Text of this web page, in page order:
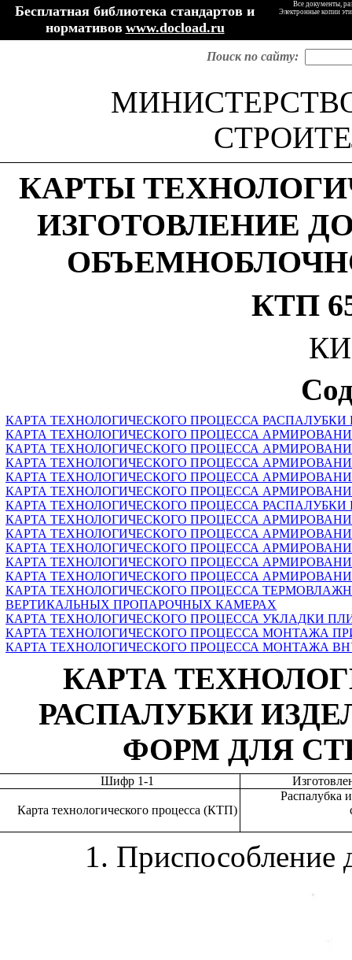
Бесплатная библиотека стандартов и
нормативов www.docload.ru
Все документы,
Электронные копии
Поиск по сайту:
КАРТЫ
ИЗГОТОВЛЕНИЕ
КТП
КАРТА ТЕХНОЛОГИЧЕСКОГО ПРОЦЕССА
КАРТА ТЕХНОЛОГИЧЕСКОГО ПРОЦЕССА
КАРТА ТЕХНОЛОГИЧЕСКОГО ПРОЦЕССА
КАРТА ТЕХНОЛОГИЧЕСКОГО ПРОЦЕССА
КАРТА ТЕХНОЛОГИЧЕСКОГО ПРОЦЕССА
КАРТА ТЕХНОЛОГИЧЕСКОГО ПРОЦЕССА
КАРТА ТЕХНОЛОГИЧЕСКОГО ПРОЦЕССА
КАРТА ТЕХНОЛОГИЧЕСКОГО ПРОЦЕССА
КАРТА ТЕХНОЛОГИЧЕСКОГО ПРОЦЕССА
КАРТА ТЕХНОЛОГИЧЕСКОГО ПРОЦЕССА
КАРТА ТЕХНОЛОГИЧЕСКОГО ПРОЦЕССА
КАРТА ТЕХНОЛОГИЧЕСКОГО ПРОЦЕССА
КАРТА ТЕХНОЛОГИЧЕСКОГО ПРОЦЕССА
ВЕРТИКАЛЬНЫХ ПРОПАРОЧНЫХ КАМЕРАХ
КАРТА ТЕХНОЛОГИЧЕСКОГО ПРОЦЕССА УКЛАДКИ
КАРТА ТЕХНОЛОГИЧЕСКОГО ПРОЦЕССА МОНТАЖА
КАРТА ТЕХНОЛОГИЧЕСКОГО ПРОЦЕССА МОНТАЖА
КАРТА
РАСПАЛУБКИ
ФОРМ ДЛЯ
Шифр 1-1
Карта технологического процесса (КТП)
Распалубка
1. Приспособление